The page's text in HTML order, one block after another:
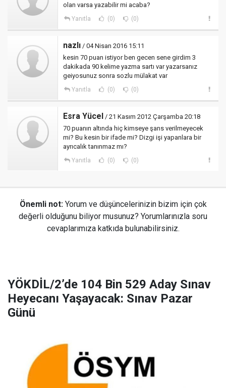
olan varsa yazabilir mi acaba?
Yanıtla (0) (0)
nazlı / 04 Nisan 2016 15:11
kesin 70 puan istiyor ben gecen sene girdim 3
dakikada 90 kelime yazma sartı var yazarsanız
geiyosunuz sonra sozlu mülakat var
Yanıtla (0) (0)
Esra Yücel / 21 Kasım 2012 Çarşamba 20:18
70 puanın altında hiç kimseye şans verilmeyecek
mi? Bu kesin bir ifade mi? Dizgi işi yapanlara bir
ayrıcalık tanınmaz mı?
Yanıtla (0) (0)
Önemli not: Yorum ve düşüncelerinizin bizim için çok
değerli olduğunu biliyor musunuz? Yorumlarınızla soru
cevaplarımıza katkıda bulunabilirsiniz.
YÖKDİL/2’de 104 Bin 529 Aday Sınav
Heyecanı Yaşayacak: Sınav Pazar
Günü